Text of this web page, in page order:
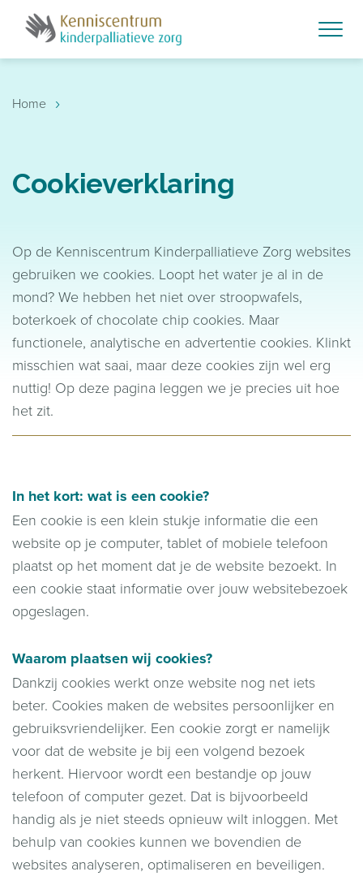
Skip to main content
Home ›
Cookieverklaring
Op de Kenniscentrum Kinderpalliatieve Zorg websites
gebruiken we cookies. Loopt het water je al in de
mond? We hebben het niet over stroopwafels,
boterkoek of chocolate chip cookies. Maar
functionele, analytische en advertentie cookies. Klinkt
misschien wat saai, maar deze cookies zijn wel erg
nuttig! Op deze pagina leggen we je precies uit hoe
het zit.
In het kort: wat is een cookie?
Een cookie is een klein stukje informatie die een
website op je computer, tablet of mobiele telefoon
plaatst op het moment dat je de website bezoekt. In
een cookie staat informatie over jouw websitebezoek
opgeslagen.
Waarom plaatsen wij cookies?
Dankzij cookies werkt onze website nog net iets
beter. Cookies maken de websites persoonlijker en
gebruiksvriendelijker. Een cookie zorgt er namelijk
voor dat de website je bij een volgend bezoek
herkent. Hiervoor wordt een bestandje op jouw
telefoon of computer gezet. Dat is bijvoorbeeld
handig als je niet steeds opnieuw wilt inloggen. Met
behulp van cookies kunnen we bovendien de
websites analyseren, optimaliseren en beveiligen.